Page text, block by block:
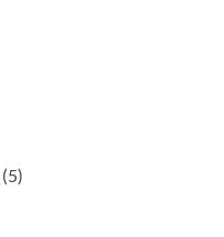
(5)